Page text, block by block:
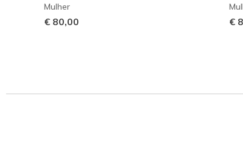
Mulher
€ 80,00 €